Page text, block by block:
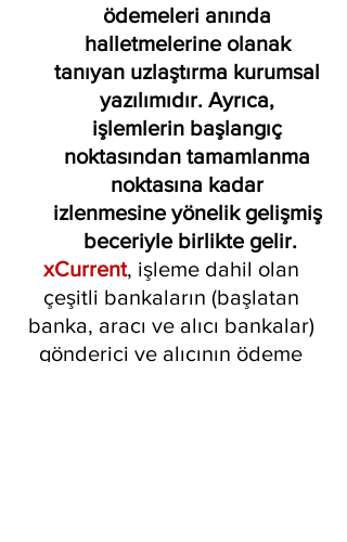
ödemeleri anında
halletmelerine olanak
tanıyan uzlaştırma kurumsal
yazılımıdır. Ayrıca,
işlemlerin başlangıç
noktasından tamamlanma
noktasına kadar
izlenmesine yönelik gelişmiş
beceriyle birlikte gelir.
xCurrent, işleme dahil olan
çeşitli bankaların (başlatan
banka, aracı ve alıcı bankalar)
gönderici ve alıcının ödeme